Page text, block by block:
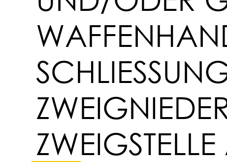
HLIESSUNG
IGSTELLE